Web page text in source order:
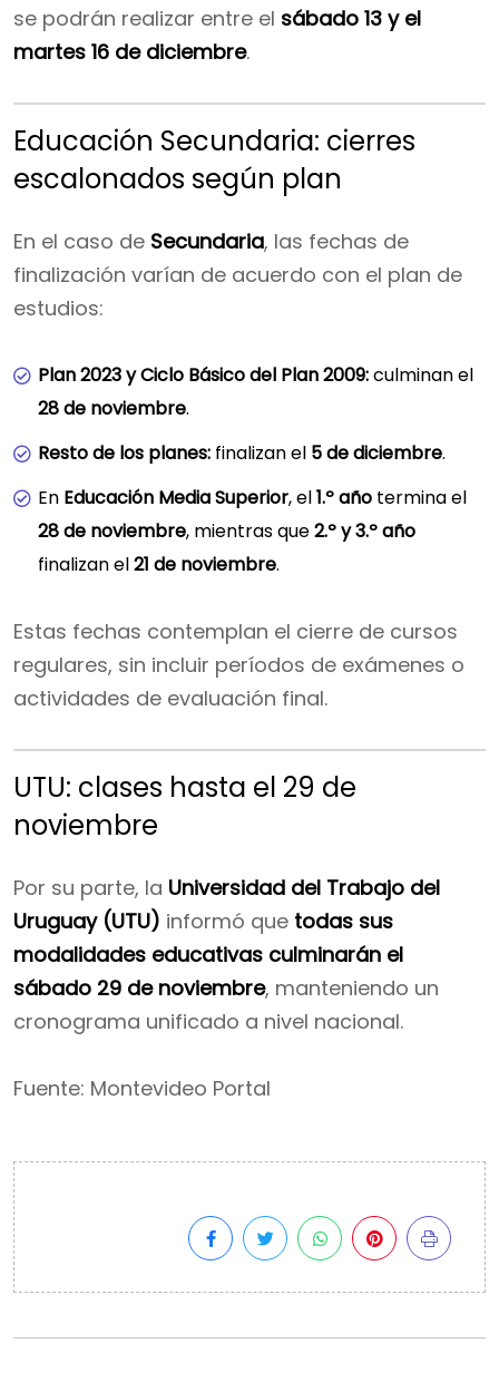
se podrán realizar entre el sábado 13 y el
martes 16 de diciembre.
Educación Secundaria: cierres
escalonados según plan
En el caso de Secundaria, las fechas de
finalización varían de acuerdo con el plan de
estudios:
Plan 2023 y Ciclo Básico del Plan 2009:culminan el
28 de noviembre.
Resto de los planes: finalizan el 5 de diciembre.
En Educación Media Superior, el1.º año termina el
28 de noviembre, mientras que2.º y 3.º año
finalizan el21 de noviembre.
Estas fechas contemplan el cierre de cursos
regulares, sin incluir períodos de exámenes o
actividades de evaluación final.
UTU: clases hasta el 29 de
noviembre
Por su parte, la Universidad del Trabajo del
Uruguay (UTU) informó que todas sus
modalidades educativas culminarán el
sábado 29 de noviembre, manteniendo un
cronograma unificado a nivel nacional.
Fuente: Montevideo Portal